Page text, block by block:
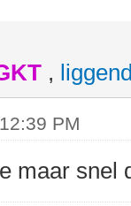
,
PM
maar snel